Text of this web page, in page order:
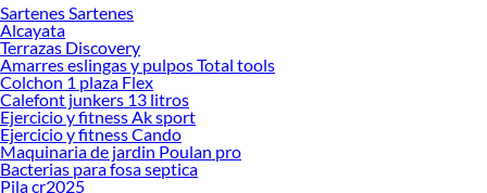
Sartenes Sartenes
Alcayata
Terrazas Discovery
Amarres eslingas y pulpos Total tools
Colchon 1 plaza Flex
Calefont junkers 13 litros
Ejercicio y fitness Ak sport
Ejercicio y fitness Cando
Maquinaria de jardin Poulan pro
Bacterias para fosa septica
Pila cr2025